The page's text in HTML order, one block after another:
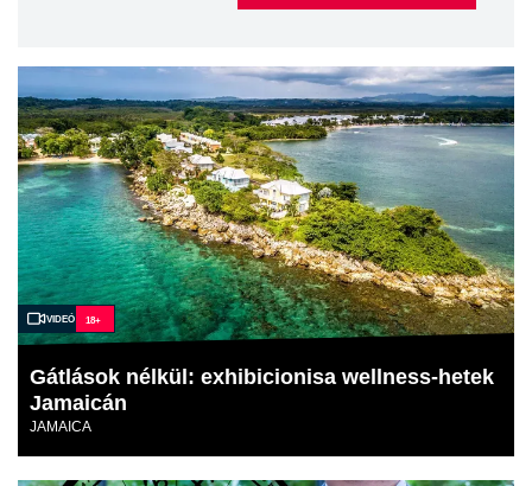
Videó 18+
Gátlások nélkül: exhibicionisa wellness-hetek
Jamaicán
JAMAICA